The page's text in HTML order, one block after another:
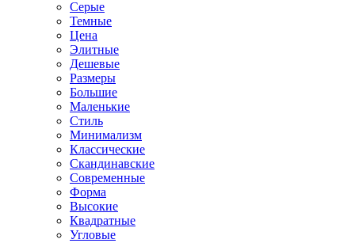
Серые
Темные
Цена
Элитные
Дешевые
Размеры
Большие
Маленькие
Стиль
Минимализм
Классические
Скандинавские
Современные
Форма
Высокие
Квадратные
Угловые